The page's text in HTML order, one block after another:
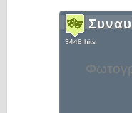
3448 hits